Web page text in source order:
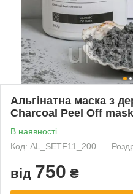
Альгінатна маска з
Charcoal Peel Off
В наявності
Код: AL_SETF11_200
від 750 ₴